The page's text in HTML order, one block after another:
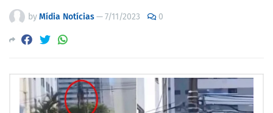
byMídia Notícias—7/11/2023 0